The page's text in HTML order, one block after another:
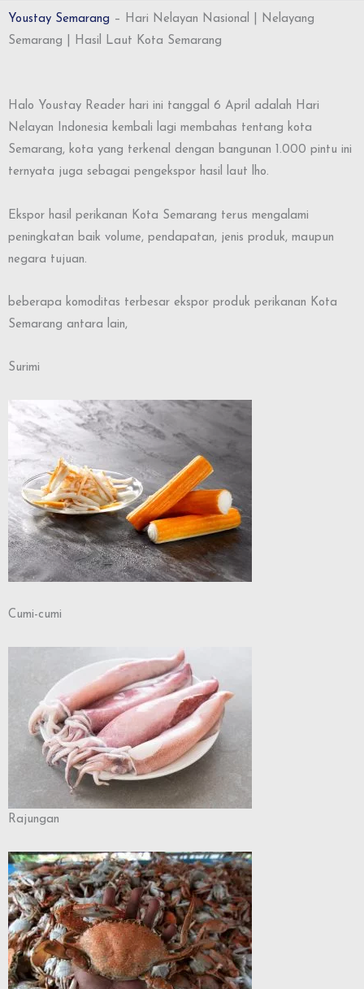
Youstay Semarang – Hari Nelayan Nasional | Nelayang
Semarang | Hasil Laut Kota Semarang
Halo Youstay Reader hari ini tanggal 6 April adalah Hari
Nelayan Indonesia kembali lagi membahas tentang kota
Semarang, kota yang terkenal dengan bangunan 1.000 pintu ini
ternyata juga sebagai pengekspor hasil laut lho.
Ekspor hasil perikanan Kota Semarang terus mengalami
peningkatan baik volume, pendapatan, jenis produk, maupun
negara tujuan.
beberapa komoditas terbesar ekspor produk perikanan Kota
Semarang antara lain,
Surimi
Cumi-cumi
Rajungan